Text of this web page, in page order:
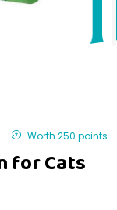
Worth 250 points
for Cats